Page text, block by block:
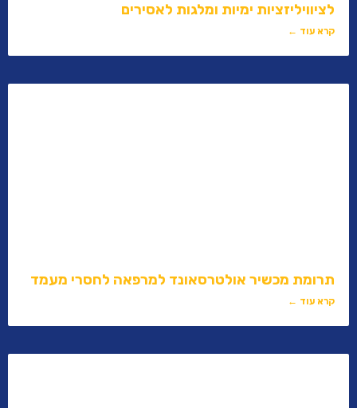
לציוויליזציות ימיות ומלגות לאסירים
קרא עוד ←
תרומת מכשיר אולטרסאונד למרפאה לחסרי מעמד
קרא עוד ←